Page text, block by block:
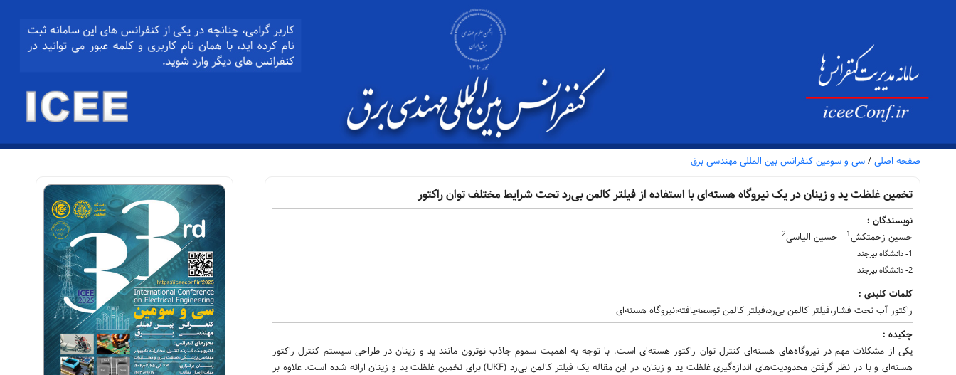
صفحه اصلی / سی و سومین کنفرانس بین المللی مهندسی برق
تخمین غلظت ید و زینان در یک نیروگاه هسته‌ای با استفاده از فیلتر کالمن بی‌رد تحت شرایط مختلف توان راکتور
نویسندگان :
حسین زحمتکش1 حسین الیاسی2
1- دانشگاه بیرجند
2- دانشگاه بیرجند
کلمات کلیدی :
راکتور آب تحت فشار،فیلتر کالمن بی‌رد،فیلتر کالمن توسعه‌یافته،نیروگاه هسته‌ای
چکیده :
یکی از مشکلات مهم در نیروگاه‌های هسته‌ای کنترل توان راکتور هسته‌ای است. با توجه به اهمیت سموم جاذب نوترون مانند ید و زینان در طراحی سیستم کنترل راکتور
هسته‌ای و با در نظر گرفتن محدودیت‌های اندازه‌گیری غلظت‌ ید و زینان، در این مقاله یک فیلتر کالمن بی‌رد (UKF) برای تخمین غلظت‌ ید و زینان ارائه شده است. علاوه بر